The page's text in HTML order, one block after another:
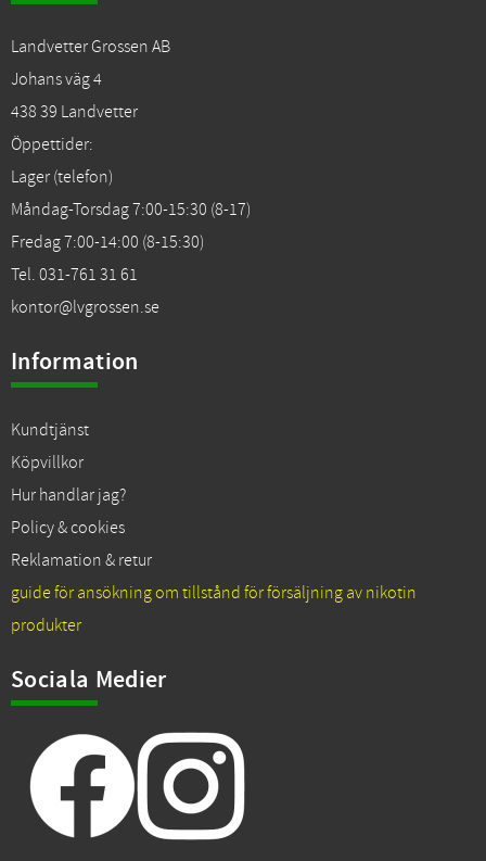
Landvetter Grossen AB
Johans väg 4
438 39 Landvetter
Öppettider:
Lager (telefon)
Måndag-Torsdag 7:00-15:30 (8-17)
Fredag 7:00-14:00 (8-15:30)
Tel. 031-761 31 61
kontor@lvgrossen.se
Information
Kundtjänst
Köpvillkor
Hur handlar jag?
Policy & cookies
Reklamation & retur
guide för ansökning om tillstånd för försäljning av nikotin
produkter
Sociala Medier